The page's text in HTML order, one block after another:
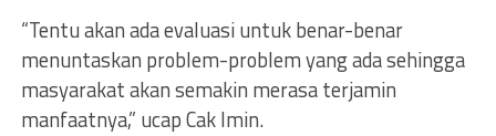
“Tentu akan ada evaluasi untuk benar-benar
menuntaskan problem-problem yang ada sehingga
masyarakat akan semakin merasa terjamin
manfaatnya,” ucap Cak Imin.